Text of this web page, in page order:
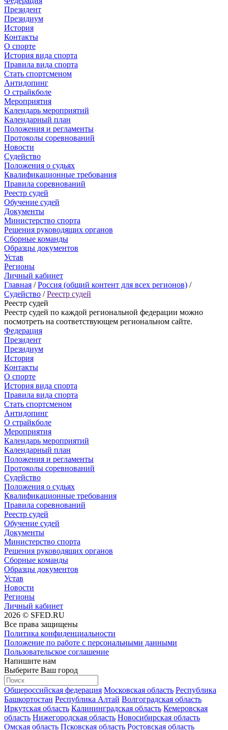
Президент
Президиум
История
Контакты
О спорте
История вида спорта
Правила вида спорта
Стать спортсменом
Антидопинг
О страйкболе
Мероприятия
Календарь мероприятий
Календарный план
Положения и регламенты
Протоколы соревнований
Новости
Судейство
Положения о судьях
Квалификационные требования
Правила соревнований
Реестр судей
Обучение судей
Документы
Министерство спорта
Решения руководящих органов
Сборные команды
Образцы документов
Устав
Регионы
Личный кабинет
Главная / Россия (общий контент для всех регионов) /
Судейство / Реестр судей
Реестр судей
Реестр судей по каждой региональной федерации можно
посмотреть на соответствующем региональном сайте.
Федерация
Президент
Президиум
История
Контакты
О спорте
История вида спорта
Правила вида спорта
Стать спортсменом
Антидопинг
О страйкболе
Мероприятия
Календарь мероприятий
Календарный план
Положения и регламенты
Протоколы соревнований
Судейство
Положения о судьях
Квалификационные требования
Правила соревнований
Реестр судей
Обучение судей
Документы
Министерство спорта
Решения руководящих органов
Сборные команды
Образцы документов
Устав
Новости
Регионы
Личный кабинет
2026 © SFED.RU
Все права защищены
Политика конфиденциальности
Положение по работе с персональными данными
Пользовательское соглашение
Напишите нам
Выберите Ваш город
Общероссийская федерация Московская область Республика
Башкортостан Республика Алтай Волгоградская область
Иркутская область Калининградская область Кемеровская
область Нижегородская область Новосибирская область
Омская область Псковская область Ростовская область